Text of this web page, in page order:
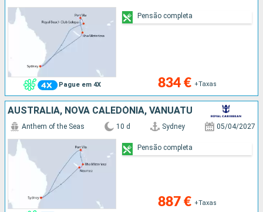
Pague em 4X 834 € +Taxas
Pensão completa
AUSTRALIA, NOVA CALEDÓNIA, VANUATU
Anthem of the Seas 10 d Sydney 05/04/2027
887 € +Taxas
Pensão completa